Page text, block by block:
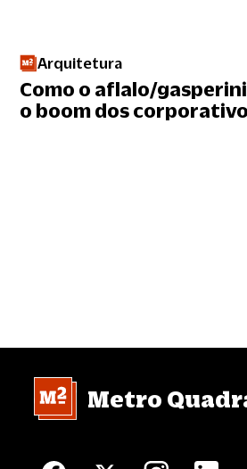
Arquitetura
Como o aflalo/
o boom dos
Metro